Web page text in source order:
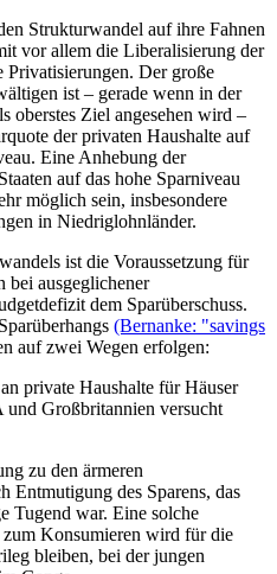
Strukturwandel auf ihre Fahnen
vor allem die Liberalisierung der
Der große
ist – gerade wenn in der
oberstes Ziel angesehen wird –
der privaten Haushalte auf
Eine Anhebung der
auf das hohe Sparniveau
möglich sein, insbesondere
in Niedriglohnländer.
ist die Voraussetzung für
bei ausgeglichener
dem Sparüberschuss.
(Bernanke: "savings
auf zwei Wegen erfolgen:
private Haushalte für Häuser
Großbritannien versucht
zu den ärmeren
Entmutigung des Sparens, das
Tugend war. Eine solche
zum Konsumieren wird für die
bleiben, bei der jungen